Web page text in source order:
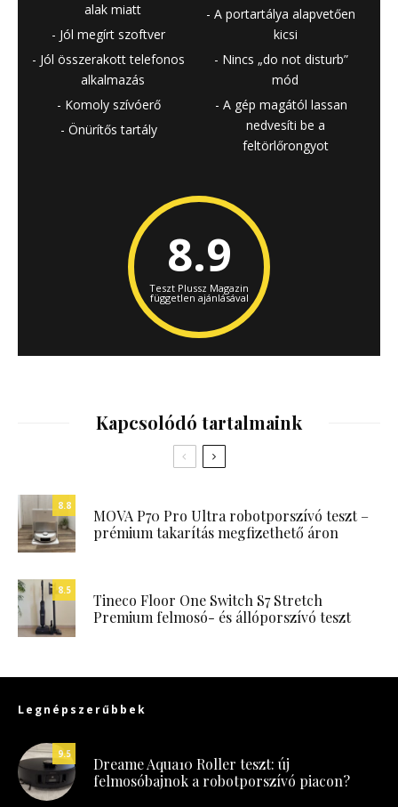
alak miatt
Jól megírt szoftver
Jól összerakott telefonos
alkalmazás
Komoly szívóerő
Önürítős tartály
A portartálya alapvetően
kicsi
Nincs „do not disturb”
mód
A gép magától lassan
nedvesíti be a
feltörlőrongyot
8.9
Teszt Plussz Magazin
független ajánlásával
Kapcsolódó tartalmaink
8.8
MOVA P70 Pro Ultra robotporszívó teszt –
prémium takarítás megfizethető áron
8.5
Tineco Floor One Switch S7 Stretch
Premium felmosó- és állóporszívó teszt
Legnépszerűbbek
9.5
Dreame Aqua10 Roller teszt: új
felmosóbajnok a robotporszívó piacon?